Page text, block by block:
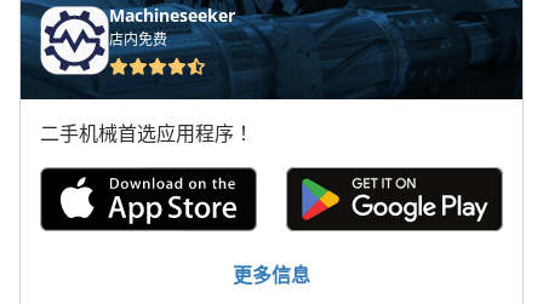
Machineseeker
店内免费
二手机械首选应用程序！
更多信息